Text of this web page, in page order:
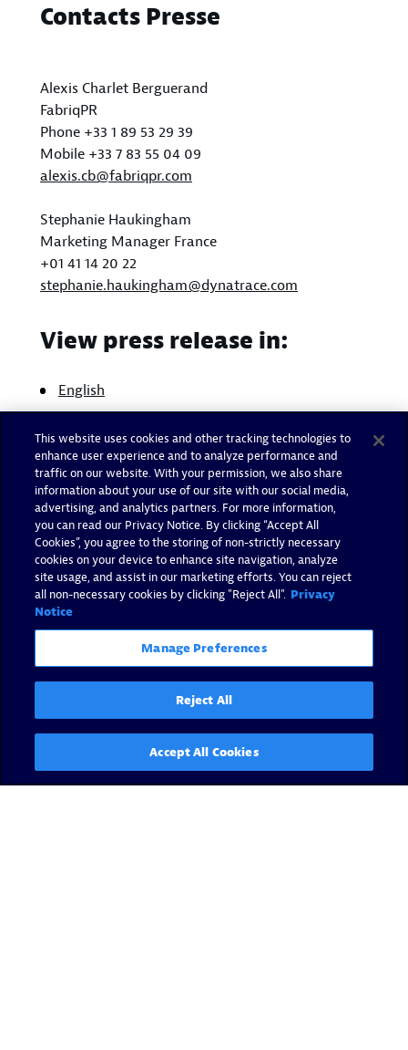
Contacts Presse
Alexis Charlet Berguerand
FabriqPR
Phone +33 1 89 53 29 39
Mobile +33 7 83 55 04 09
alexis.cb@fabriqpr.com
Stephanie Haukingham
Marketing Manager France
+01 41 14 20 22
stephanie.haukingham@dynatrace.com
View press release in:
English
This website uses cookies and other tracking technologies to
enhance user experience and to analyze performance and
traffic on our website. With your permission, we also share
information about your use of our site with our social media,
advertising, and analytics partners. For more information,
you can read our Privacy Notice. By clicking “Accept All
Cookies”, you agree to the storing of non-strictly necessary
cookies on your device to enhance site navigation, analyze
site usage, and assist in our marketing efforts. You can reject
all non-necessary cookies by clicking "Reject All". Privacy
Notice
Manage Preferences
Reject All
Accept All Cookies